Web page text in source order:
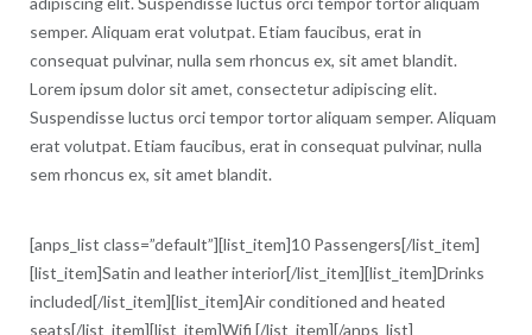
semper. Aliquam erat volutpat. Etiam faucibus, erat in
consequat pulvinar, nulla sem rhoncus ex, sit amet blandit.
Lorem ipsum dolor sit amet, consectetur adipiscing elit.
Suspendisse luctus orci tempor tortor aliquam semper. Aliquam
erat volutpat. Etiam faucibus, erat in consequat pulvinar, nulla
sem rhoncus ex, sit amet blandit.
[anps_list class=”default”][list_item]10 Passengers[/list_item]
[list_item]Satin and leather interior[/list_item][list_item]Drinks
included[/list_item][list_item]Air conditioned and heated
seats[/list_item][list_item]Wifi [/list_item][/anps_list]